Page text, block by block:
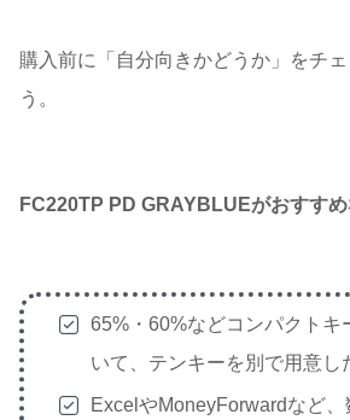
購入前に「自分向きかどうか」をチ
う。
FC220TP PD GRAYBLUEがおすすめ
65%・60%などコンパクトキ
いて、テンキーを別で用意し
ExcelやMoneyForwardなど